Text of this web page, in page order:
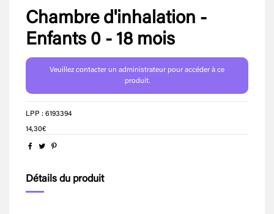
Chambre d'inhalation -
Enfants 0 - 18 mois
Veuillez contacter un administrateur pour accéder à ce
produit.
LPP : 6193394
14,30€
Détails du produit